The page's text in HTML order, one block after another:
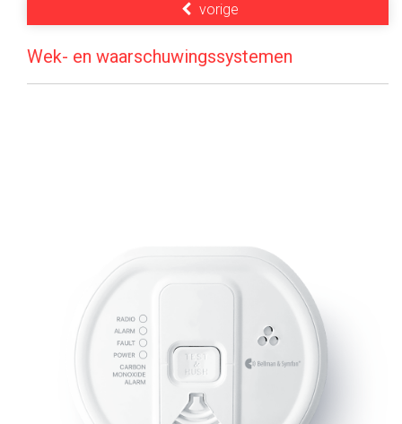
vorige
Wek- en waarschuwingssystemen